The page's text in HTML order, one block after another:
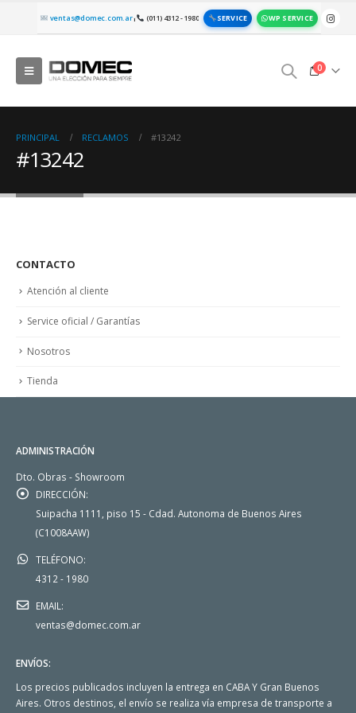
ventas@domec.com.ar| (011) 4312 - 1980 SERVICE WP SERVICE
0
PRINCIPAL RECLAMOS #13242
#13242
CONTACTO
Atención al cliente
Service oficial / Garantías
Nosotros
Tienda
ADMINISTRACIÓN
Dto. Obras - Showroom
DIRECCIÓN:
Suipacha 1111, piso 15 - Cdad. Autonoma de Buenos Aires
(C1008AAW)
TELÉFONO:
4312 - 1980
EMAIL:
ventas@domec.com.ar
ENVÍOS:
Los precios publicados incluyen la entrega en CABA Y Gran Buenos
Aires. Otros destinos, el envío se realiza vía empresa de transporte a